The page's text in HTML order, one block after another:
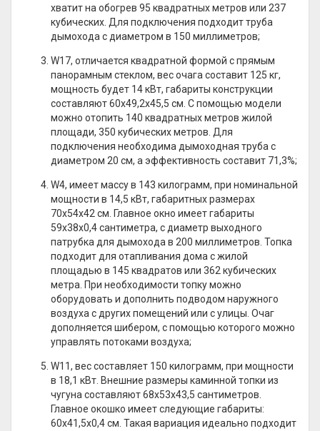
хватит на обогрев 95 квадратных метров или 237
кубических. Для подключения подходит труба
дымохода с диаметром в 150 миллиметров;
W17, отличается квадратной формой с прямым
панорамным стеклом, вес очага составит 125 кг,
мощность будет 14 кВт, габариты конструкции
составляют 60х49,2х45,5 см. С помощью модели
можно отопить 140 квадратных метров жилой
площади, 350 кубических метров. Для
подключения необходима дымоходная труба с
диаметром 20 см, а эффективность составит 71,3%;
W4, имеет массу в 143 килограмм, при номинальной
мощности в 14,5 кВт, габаритных размерах
70х54х42 см. Главное окно имеет габариты
59х38х0,4 сантиметра, с диаметр выходного
патрубка для дымохода в 200 миллиметров. Топка
подходит для отапливания дома с жилой
площадью в 145 квадратов или 362 кубических
метра. При необходимости топку можно
оборудовать и дополнить подводом наружного
воздуха с других помещений или с улицы. Очаг
дополняется шибером, с помощью которого можно
управлять потоками воздуха;
W11, вес составляет 150 килограмм, при мощности
в 18,1 кВт. Внешние размеры каминной топки из
чугуна составляют 68х53х43,5 сантиметров.
Главное окошко имеет следующие габариты:
60х41,5х0,4 см. Такая вариация идеально подходит